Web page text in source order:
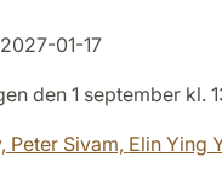
01-17
den 1 september kl.
Peter Sivam, Elin Ying